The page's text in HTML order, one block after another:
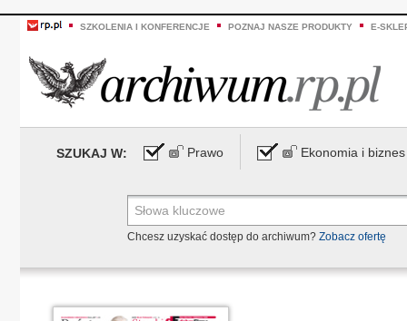
SZKOLENIA I KONFERENCJE POZNAJ NASZE PRODUKTY E-
SZUKAJ W: Prawo Ekonomia i biznes
Chcesz uzyskać dostęp do archiwum? Zobacz ofertę